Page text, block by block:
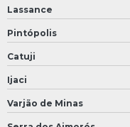
Lassance
Pintópolis
Catuji
Ijaci
Varjão de Minas